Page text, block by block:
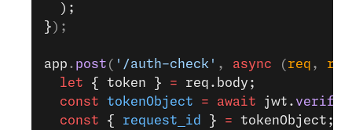
  );
});
app . post ( '/auth-check' , async (req , res
  let
{ token } = req.body;
  const
tokenObject = await jwt. verify
  const
{ request_id } = tokenObject;